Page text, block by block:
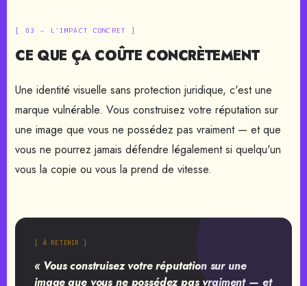
[ 03 — L'IMPACT CONCRET ]
CE QUE ÇA COÛTE CONCRÈTEMENT
Une identité visuelle sans protection juridique, c'est une
marque vulnérable. Vous construisez votre réputation sur
une image que vous ne possédez pas vraiment — et que
vous ne pourrez jamais défendre légalement si quelqu'un
vous la copie ou vous la prend de vitesse.
[ À RETENIR ]
« Vous construisez votre réputation sur une
image que vous ne possédez pas vraiment — et